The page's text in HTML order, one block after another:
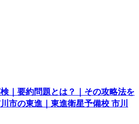
｜要約問題とは？｜その攻略法を
市の東進｜東進衛星予備校 市川